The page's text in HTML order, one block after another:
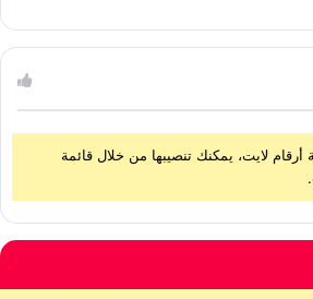
لايت، يمكنك تنصيبها من خلال قائمة